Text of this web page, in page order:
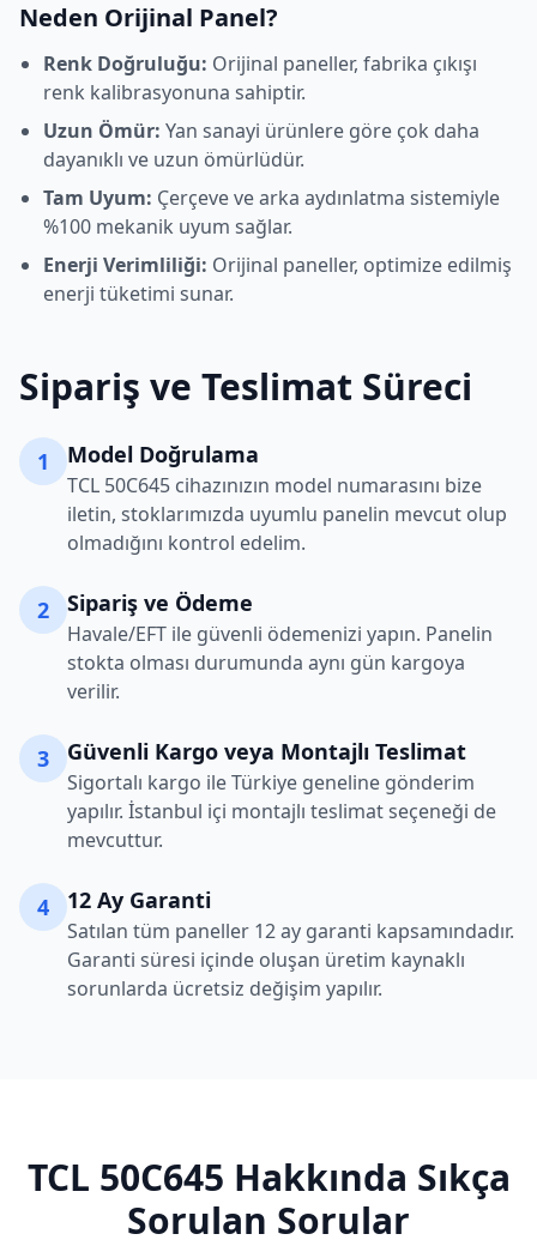
Neden Orijinal Panel?
Renk Doğruluğu: Orijinal paneller, fabrika çıkışı
renk kalibrasyonuna sahiptir.
Uzun Ömür: Yan sanayi ürünlere göre çok daha
dayanıklı ve uzun ömürlüdür.
Tam Uyum: Çerçeve ve arka aydınlatma sistemiyle
%100 mekanik uyum sağlar.
Enerji Verimliliği: Orijinal paneller, optimize edilmiş
enerji tüketimi sunar.
Sipariş ve Teslimat Süreci
1 Model Doğrulama
TCL 50C645 cihazınızın model numarasını bize
iletin, stoklarımızda uyumlu panelin mevcut olup
olmadığını kontrol edelim.
2 Sipariş ve Ödeme
Havale/EFT ile güvenli ödemenizi yapın. Panelin
stokta olması durumunda aynı gün kargoya
verilir.
3 Güvenli Kargo veya Montajlı Teslimat
Sigortalı kargo ile Türkiye geneline gönderim
yapılır. İstanbul içi montajlı teslimat seçeneği de
mevcuttur.
4 12 Ay Garanti
Satılan tüm paneller 12 ay garanti kapsamındadır.
Garanti süresi içinde oluşan üretim kaynaklı
sorunlarda ücretsiz değişim yapılır.
TCL 50C645 Hakkında Sıkça
Sorulan Sorular